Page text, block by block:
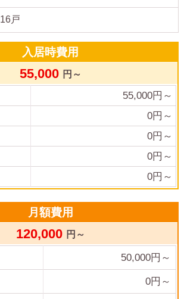
16戸
入居時費用
55,000 円～
55,000円～
0円～
0円～
0円～
0円～
月額費用
120,000 円～
50,000円～
0円～